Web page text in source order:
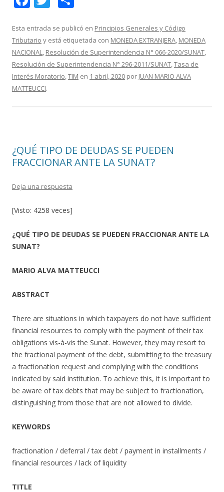
e
b
o
o
k
itt
er
m
p
ar
ti
Esta entrada se publicó en Principios Generales y Código
Tributario y está etiquetada con MONEDA EXTRANJERA, MONEDA
NACIONAL, Resolución de Superintendencia N° 066-2020/SUNAT,
Resolución de Superintendencia N° 296-2011/SUNAT,Tasa de
Interés Moratorio,TIM en 1 abril, 2020 por JUAN MARIO ALVA
MATTEUCCI.
¿QUÉ TIPO DE DEUDAS SE PUEDEN
FRACCIONAR ANTE LA SUNAT?
Deja una respuesta
[Visto: 4258 veces]
¿QUÉ TIPO DE DEUDAS SE PUEDEN FRACCIONAR ANTE LA
SUNAT?
MARIO ALVA MATTEUCCI
ABSTRACT
There are situations in which taxpayers do not have sufficient
financial resources to comply with the payment of their tax
obligations vis-à-vis the Sunat. However, they may resort to
the fractional payment of the debt, submitting to the treasury
a fractionation request and complying with the conditions
indicated by said institution. To achieve this, it is important to
be aware of tax debts that may be subject to fractionation,
distinguishing from those that are not allowed to divide.
KEYWORDS
fractionation / deferral / tax debt / payment in installments /
financial resources / lack of liquidity
TITLE